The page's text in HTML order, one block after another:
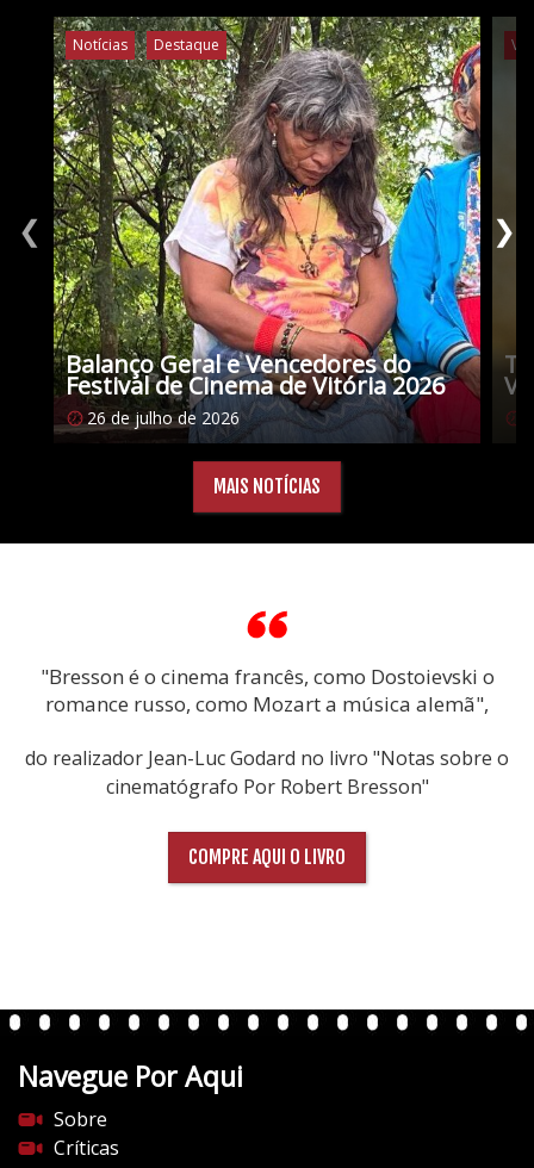
Notícias Destaque
Balanço Geral e Vencedores do
Festival de Cinema de Vitória 2026
26 de julho de 2026
❮ ❯
MAIS NOTÍCIAS
"Bresson é o cinema francês, como Dostoievski o
romance russo, como Mozart a música alemã",
do realizador Jean-Luc Godard no livro "Notas sobre o
cinematógrafo Por Robert Bresson"
COMPRE AQUI O LIVRO
Navegue Por Aqui
Sobre
Críticas